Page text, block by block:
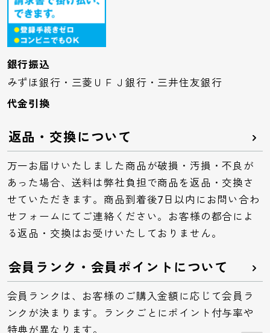
銀行振込
みずほ銀行・三菱ＵＦＪ銀行・三井住友銀行
代金引換
返品・交換について
万一お届けいたしました商品が破損・汚損・不良が
あった場合、送料は弊社負担で商品を返品・交換さ
せていただきます。商品到着後7日以内にお問い合わ
せフォームにてご連絡ください。お客様の都合によ
る返品・交換はお受けいたしておりません。
会員ランク・会員ポイントについて
会員ランクは、お客様のご購入金額に応じて会員ラ
ンクが決まります。ランクごとにポイント付与率や
特典が異なります。